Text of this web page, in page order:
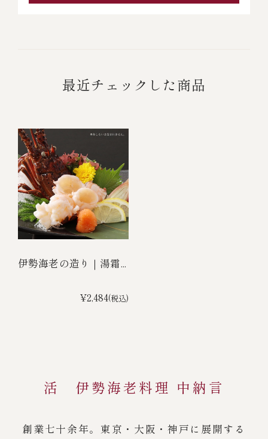
最近チェックした商品
伊勢海老の造り｜湯霜...
¥2,484(税込)
活 伊勢海老料理 中納言
創業七十余年。東京・大阪・神戸に展開する